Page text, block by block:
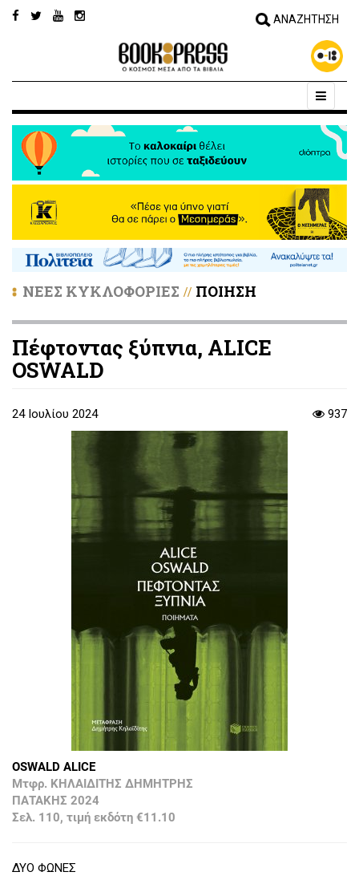
ΝΕΕΣ ΚΥΚΛΟΦΟΡΙΕΣ // ΠΟΙΗΣΗ
Πέφτοντας ξύπνια, ALICE
OSWALD
24 Ιουλίου 2024 937
OSWALD ALICE
Μτφρ. ΚΗΛΑΙΔΙΤΗΣ ΔΗΜΗΤΡΗΣ
ΠΑΤΑΚΗΣ 2024
Σελ. 110, τιμή εκδότη €11.10
ΔΥΟ ΦΩΝΕΣ